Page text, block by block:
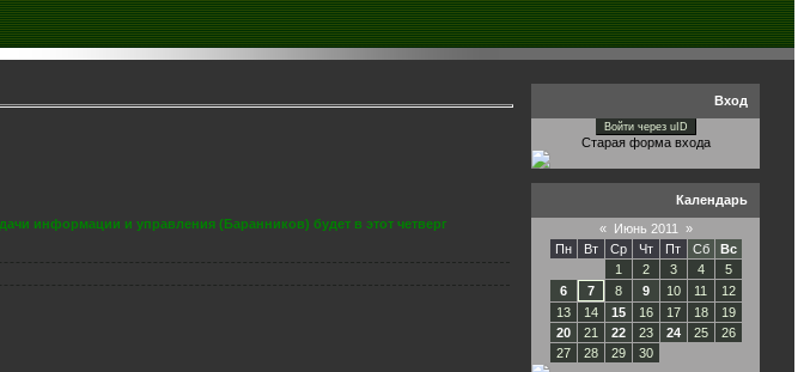
информации и управления (Баранников) будет в этот четверг
Вход
Войти через uID
Старая форма входа
Календарь
«
Июнь 2011
»
Пн
Вт Ср Чт Пт Сб
Вс
1
2 3 4
5
6
7 8 9 10 11
12
13
14 15 16 17 18
19
20
21 22 23 24 25
26
27
28 29 30